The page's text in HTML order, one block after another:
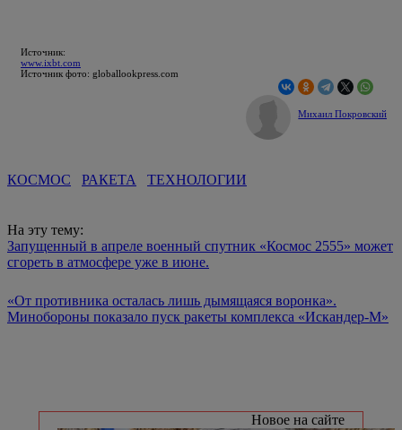
Источник:
www.ixbt.com
Источник фото: globallookpress.com
Михаил Покровский
КОСМОС РАКЕТА ТЕХНОЛОГИИ
На эту тему:
Запущенный в апреле военный спутник «Космос 2555» может
сгореть в атмосфере уже в июне.
«От противника осталась лишь дымящаяся воронка».
Минобороны показало пуск ракеты комплекса «Искандер-М»
Новое на сайте